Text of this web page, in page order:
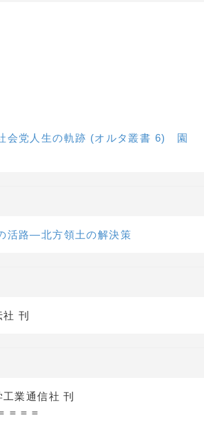
会党人生の軌跡 (オルタ叢書 6) 園
活路―北方領土の解決策
刊
業通信社 刊
＝＝＝